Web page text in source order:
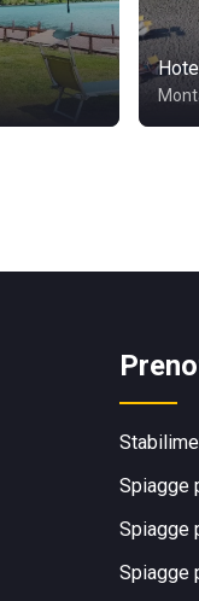
Spiagge
Spiagge
Spiagge